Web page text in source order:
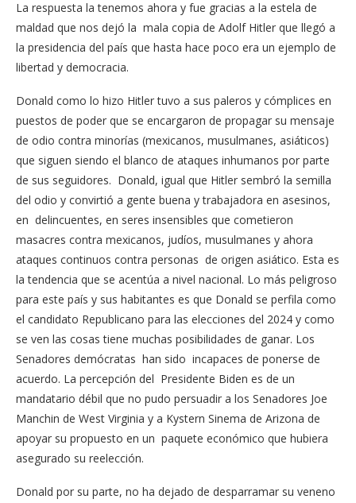
La respuesta la tenemos ahora y fue gracias a la estela de
maldad que nos dejó la mala copia de Adolf Hitler que llegó a
la presidencia del país que hasta hace poco era un ejemplo de
libertad y democracia.
Donald como lo hizo Hitler tuvo a sus paleros y cómplices en
puestos de poder que se encargaron de propagar su mensaje
de odio contra minorías (mexicanos, musulmanes, asiáticos)
que siguen siendo el blanco de ataques inhumanos por parte
de sus seguidores. Donald, igual que Hitler sembró la semilla
del odio y convirtió a gente buena y trabajadora en asesinos,
en delincuentes, en seres insensibles que cometieron
masacres contra mexicanos, judíos, musulmanes y ahora
ataques continuos contra personas de origen asiático. Esta es
la tendencia que se acentúa a nivel nacional. Lo más peligroso
para este país y sus habitantes es que Donald se perfila como
el candidato Republicano para las elecciones del 2024 y como
se ven las cosas tiene muchas posibilidades de ganar. Los
Senadores demócratas han sido incapaces de ponerse de
acuerdo. La percepción del Presidente Biden es de un
mandatario débil que no pudo persuadir a los Senadores Joe
Manchin de West Virginia y a Kystern Sinema de Arizona de
apoyar su propuesto en un paquete económico que hubiera
asegurado su reelección.
Donald por su parte, no ha dejado de desparramar su veneno